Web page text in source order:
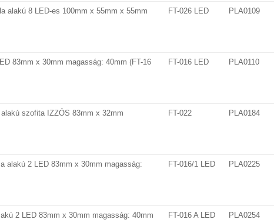
alakú 8 LED-es 100mm x 55mm x 55mm
FT-026 LED PLA0109
83mm x 30mm magasság: 40mm (FT-16
FT-016 LED PLA0110
szofita IZZÓS 83mm x 32mm
FT-022 PLA0184
alakú 2 LED 83mm x 30mm magasság:
FT-016/1 LED PLA0225
2 LED 83mm x 30mm magasság: 40mm
FT-016 A LED PLA0254